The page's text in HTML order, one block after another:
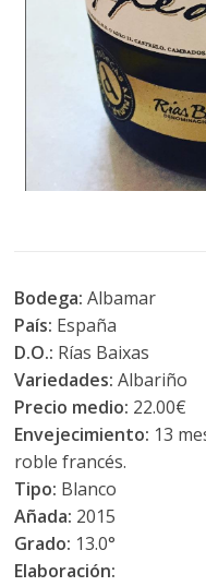
Bodega: Albamar
País: España
D.O.: Rías Baixas
Variedades: Albariño
Precio medio: 22.00€
Envejecimiento: 13
roble francés.
Tipo: Blanco
Añada: 2015
Grado: 13.0°
Elaboración: